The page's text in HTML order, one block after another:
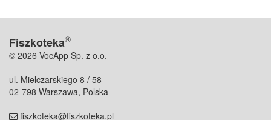
Fiszkoteka®
© 2026 VocApp Sp. z o.o.
ul. Mielczarskiego 8 / 58
02-798 Warszawa, Polska
fiszkoteka@fiszkoteka.pl